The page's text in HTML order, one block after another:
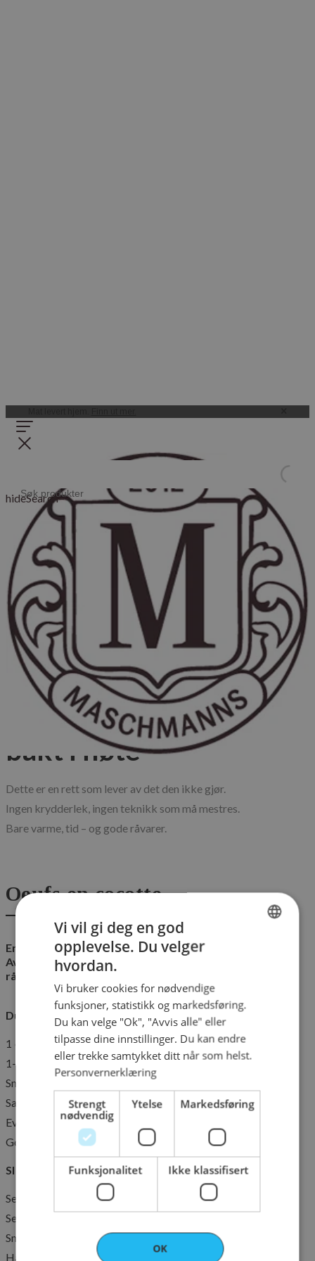
hideSearch=
Blog
Published: 18.01.2026
Oeufs en cocotte – egg
bakt i fløte
Dette er en rett som lever av det den ikke gjør.
Ingen krydderlek, ingen teknikk som må mestres.
Bare varme, tid – og gode råvarer.
Oeufs en cocotte
– egg bakt i fløte
En liten rett som lever av ro.
Av varme som får virke, og av
råvarer som får være i fred.
Du trenger (per porsjon):
1 egg
1–2 ss kremfløte
Smør til formen
Salt og nykvernet pepper
Eventuelt litt finhakket gressløk
Godt brød til servering
Slik gjør du:
Sett ovnen på 190 °C over/undervarme.
Sett inn en langpanne slik at den blir varm.
Smør en liten ildfast form godt.
Ha i litt fløte – bare nok til å dekke bunnen.
Vi vil gi deg en god
opplevelse. Du velger
hvordan.
Vi bruker cookies for nødvendige
funksjoner, statistikk og markedsføring.
Du kan velge "Ok", "Avvis alle" eller
tilpasse dine innstillinger. Du kan endre
eller trekke samtykket ditt når som helst.
Personvernerklæring
Strengt
nødvendig
Ytelse Markedsføring
Funksjonalitet Ikke klassifisert
OK